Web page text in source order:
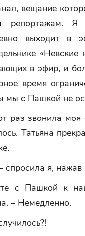
вещание
репортажам. Я
выходит в
в эфир, и
время
мы с Пашкой не
раз звонила моя
Татьяна
спросила я, нажав
с Пашкой к
– Немедленно.